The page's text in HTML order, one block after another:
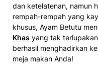
dan ketelatenan, namun
rempah-rempah yang
khusus, Ayam Betutu
Khas yang tak
berhasil menghadirkan
meja makan Anda!